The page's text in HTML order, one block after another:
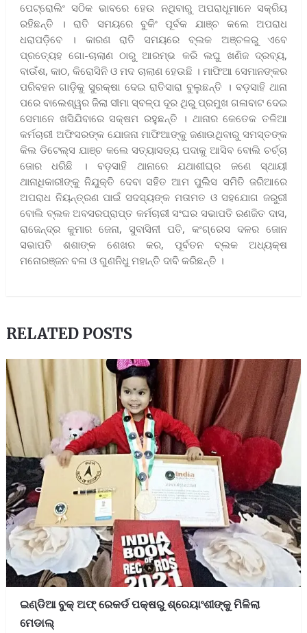
ପେଟ୍ରୋଲିଂ ସଠିକ ଭାବରେ ହେଉ ନଥିବାରୁ ଅପରାଧୂମାନେ ସକ୍ରିୟ
ରହିଛନ୍ତି । ରାତି ସମୟରେ ବୁକିଂ ପୂର୍ବକ ଯାଞ୍ଚ କଲେ ଅପରାଧ
ଧରାପଡ଼ିବେ । କାରଣ ରାତି ସମୟରେ ବ୍ଲକ ଅଞ୍ଚଳରୁ ଏବେ
ପ୍ରତ୍ୟେହ ଗୋ-ଚାଲାଣ ଠାରୁ ଆରମ୍ଭ କରି ଲଘୁ ଖଣିଜ ଦ୍ରବ୍ୟ,
ବାଉଁଶ, କାଠ, କିରୋସିନି ଓ ମଦ ଚାଲାଣ ହେଉଛି । ମାଫିଆ ସେମାନଙ୍କର
ପରିବହନ ଗାଡ଼ିକୁ ସୁରକ୍ଷା ଦେଇ ରାତିସାରା ବୁଲୁଛନ୍ତି । ବଡ଼ସାହି ଥାନା
ପରେ ବାଲେଶ୍ୱର ଜିଲା ସୀମା ସ୍ବଳ୍ପ ଦୂର ଥିରୁ ପ୍ରମୁଖ ଗଳାବାଟ ଦେଇ
ସେମାନେ ଖସିଯିବାରେ ସକ୍ଷମ ରହୁଛନ୍ତି । ଥାନାର କେତେକ ତଳିଆ
କର୍ମଚାରୀ ଅଫିସରଙ୍କ ଯୋଜନା ମାଫିଆଙ୍କୁ ଜଣାଉଥିବାରୁ ସମସ୍ତଙ୍କ
କିଲ ଡିଟେଲ୍ସ ଯାଞ୍ଚ କଲେ ସତ୍ୟାସତ୍ୟ ପଦାକୁ ଆସିବ ବୋଲି ଚର୍ଚ୍ଚା
ଜୋର ଧରିଛି । ବଡ଼ସାହି ଥାନାରେ ଯଥାଶୀଘ୍ର ଜଣେ ସ୍ଥାୟୀ
ଥାନାଧିକାରୀଙ୍କୁ ନିଯୁକ୍ତି ଦେବା ସହିତ ଆମ ପୁଲିସ ସମିତି ଜରିଆରେ
ଅପରାଧ ନିୟନ୍ତ୍ରଣ ପାଇଁ ସଦସ୍ୟଙ୍କ ମତାମତ ଓ ସହଯୋଗ ଜରୁରୀ
ବୋଲି ବ୍ଲକ ଅବସରପ୍ରାପ୍ତ କର୍ମଚାରୀ ସଂଘର ସଭାପତି ରଣଜିତ ଦାସ,
ରାଜେନ୍ଦ୍ର କୁମାର ଜେନା, ସୁବାସିନୀ ପତି, କଂଗ୍ରେସ ଦଳର ଜୋନ
ସଭାପତି ଶଶାଙ୍କ ଶେଖର କର, ପୂର୍ବତନ ବ୍ଲକ ଅଧ୍ୟକ୍ଷ
ମନୋରଞ୍ଜନ ବଳା ଓ ଗୁଣନିଧୁ ମହାନ୍ତି ଦାବି କରିଛନ୍ତି ।
RELATED POSTS
ଇଣ୍ଡିଆ ବୁକ୍‌ ଅଫ୍‌ ରେକର୍ଡ ପକ୍ଷରୁ ଶ୍ରେୟାଂଶୀଙ୍କୁ ମିଳିଲା
ମେଡାଲ୍‌